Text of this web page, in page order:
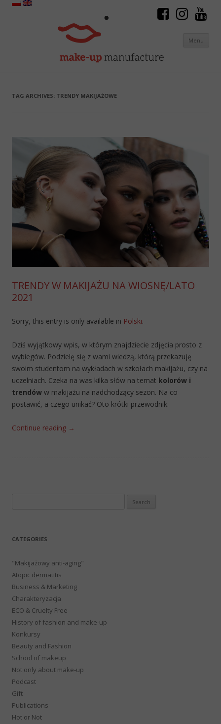
Menu
TAG ARCHIVES: TRENDY MAKIJAŻOWE
TRENDY W MAKIJAŻU NA WIOSNĘ/LATO
2021
Sorry, this entry is only available in Polski.
Dziś wyjątkowy wpis, w którym znajdziecie zdjęcia prosto z
wybiegów. Podzielę się z wami wiedzą, którą przekazuję
swoim studentom na wykładach w szkołach makijażu, czy na
uczelniach. Czeka na was kilka słów na temat kolorów i
trendów w makijażu na nadchodzący sezon. Na co
postawić, a czego unikać? Oto krótki przewodnik.
Continue reading →
CATEGORIES
"Makijażowy anti-aging"
Atopic dermatitis
Business & Marketing
Charakteryzacja
ECO & Cruelty Free
History of fashion and make-up
Konkursy
Beauty and Fashion
School of makeup
Not only about make-up
Podcast
Gift
Publications
Hot or Not